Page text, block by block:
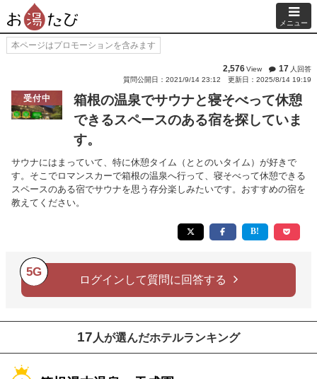
メニュー
本ページはプロモーションを含みます
2,576View 17 人回答
質問公開日：2021/9/14 23:12
更新日：2025/8/14 19:19
受付中
箱根の温泉でサウナと寝そべって休憩
できるスペースのある宿を探していま
す。
サウナにはまっていて、特に休憩タイム（ととのいタイム）が好きで
す。そこでロマンスカーで箱根の温泉へ行って、寝そべって休憩できる
スペースのある宿でサウナを思う存分楽しみたいです。おすすめの宿を
教えてください。
5G
ログインして質問に回答する
17 人が選んだホテルランキング